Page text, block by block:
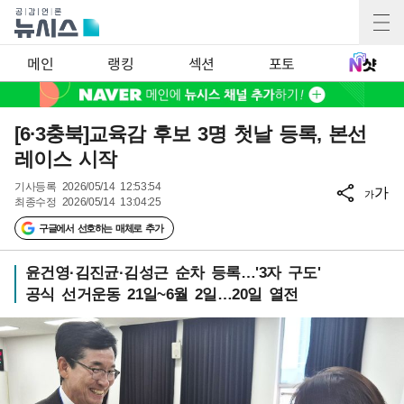
메인 랭킹 섹션 포토
[6·3충북]교육감 후보 3명 첫날 등록, 본선
레이스 시작
기사등록 2026/05/14 12:53:54
최종수정 2026/05/14 13:04:25
구글에서 선호하는 매체로 추가
가가
윤건영·김진균·김성근 순차 등록…'3자 구도'
공식 선거운동 21일~6월 2일…20일 열전